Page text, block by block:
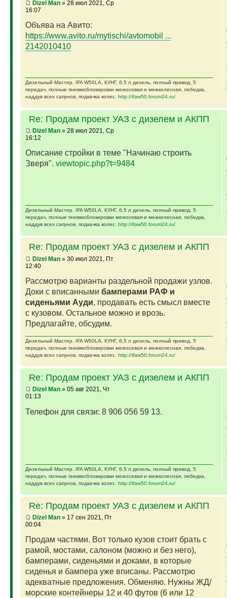
Dizel Man» 28 июл 2021, Ср
16:07
Объява на Авито:
https://www.avito.ru/mytischi/avtomobil ...
2142010410
Дизельный Мастер. IFA W50LA, КУНГ, 6,5 л дизель, полный привод, 5
передач, полные пневмоблокировки межосевая и межколесная, лебедка,
наддув всех сапунов, подкачка колес. http://ifaw50.forum24.ru/
Re: Продам проект УАЗ с дизелем и АКПП
Dizel Man» 28 июл 2021, Ср
16:12
Описание стройки в теме "Начинаю строить
Зверя". viewtopic.php?t=9484
Дизельный Мастер. IFA W50LA, КУНГ, 6,5 л дизель, полный привод, 5
передач, полные пневмоблокировки межосевая и межколесная, лебедка,
наддув всех сапунов, подкачка колес. http://ifaw50.forum24.ru/
Re: Продам проект УАЗ с дизелем и АКПП
Dizel Man» 30 июл 2021, Пт
12:40
Рассмотрю варианты раздельной продажи узлов.
Доки с вписанными бамперами РАФ и
сиденьями Ауди, продавать есть смысл вместе
с кузовом. Остальное можно и врозь.
Предлагайте, обсудим.
Дизельный Мастер. IFA W50LA, КУНГ, 6,5 л дизель, полный привод, 5
передач, полные пневмоблокировки межосевая и межколесная, лебедка,
наддув всех сапунов, подкачка колес. http://ifaw50.forum24.ru/
Re: Продам проект УАЗ с дизелем и АКПП
Dizel Man» 05 авг 2021, Чт
01:13
Телефон для связи: 8 906 056 59 13.
Дизельный Мастер. IFA W50LA, КУНГ, 6,5 л дизель, полный привод, 5
передач, полные пневмоблокировки межосевая и межколесная, лебедка,
наддув всех сапунов, подкачка колес. http://ifaw50.forum24.ru/
Re: Продам проект УАЗ с дизелем и АКПП
Dizel Man» 17 сен 2021, Пт
00:04
Продам частями. Вот только кузов стоит брать с
рамой, мостами, салоном (можно и без него),
бамперами, сиденьями и доками, в которые
сиденья и бампера уже вписаны. Рассмотрю
адекватные предложения. Обменяю. Нужны ЖД/
морские контейнеры 12 и 40 футов (6 или 12